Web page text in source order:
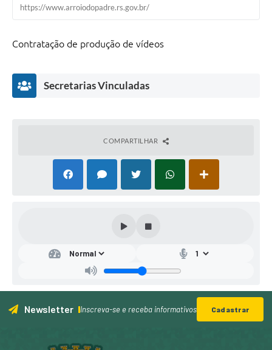
https://www.arroiodopadre.rs.gov.br/
Contratação de produção de vídeos
Secretarias Vinculadas
etar
de
COMPARTILHAR
Newsletter Inscreva-se e receba informativos Cadastrar